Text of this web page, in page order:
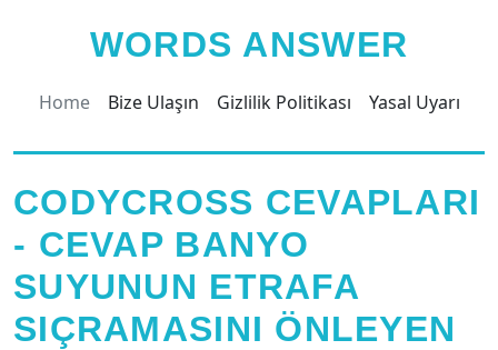
WORDS ANSWER
Home Bize Ulaşın Gizlilik Politikası Yasal Uyarı
CODYCROSS CEVAPLARI
- CEVAP BANYO
SUYUNUN ETRAFA
SIÇRAMASINI ÖNLEYEN